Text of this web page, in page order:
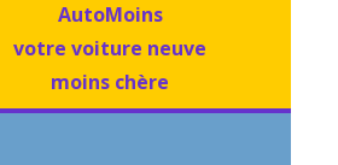
AutoMoins
votre voiture neuve
moins chère